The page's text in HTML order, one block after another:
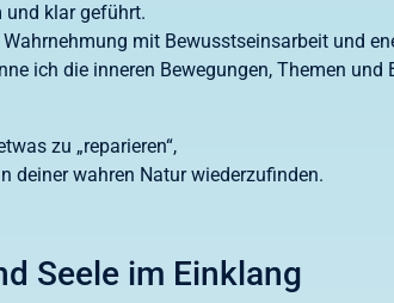
und klar geführt.
mit Bewusstseinsarbeit und
ich die inneren Bewegungen, Themen
zu „reparieren“,
deiner wahren Natur wiederzufinden.
Seele im Einklang